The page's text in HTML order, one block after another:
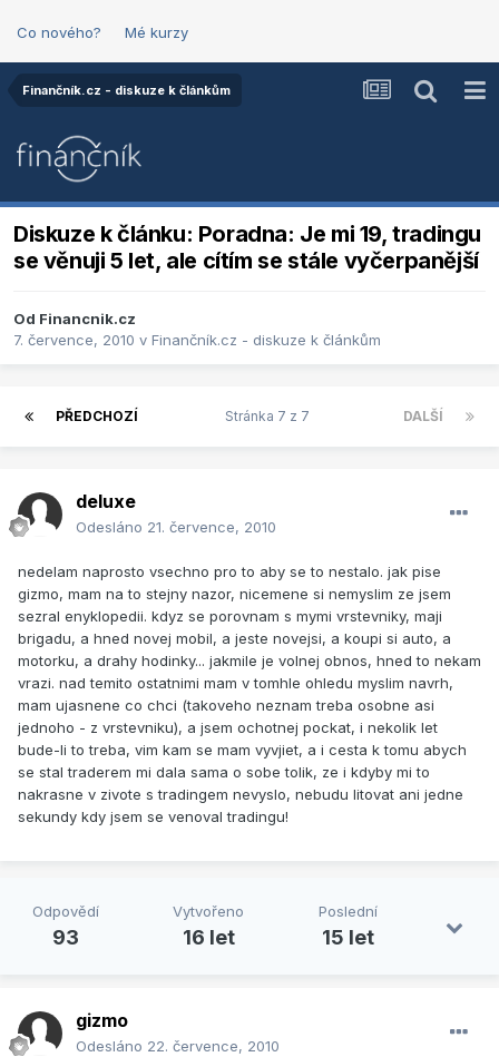
Co nového? Mé kurzy
Finančník.cz - diskuze k článkům
Diskuze k článku: Poradna: Je mi 19, tradingu
se věnuji 5 let, ale cítím se stále vyčerpanější
Od Financnik.cz
7. července, 2010 v Finančník.cz - diskuze k článkům
PŘEDCHOZÍ DALŠÍ
Stránka 7 z 7
deluxe
Odesláno 21. července, 2010
nedelam naprosto vsechno pro to aby se to nestalo. jak pise
gizmo, mam na to stejny nazor, nicemene si nemyslim ze jsem
sezral enyklopedii. kdyz se porovnam s mymi vrstevniky, maji
brigadu, a hned novej mobil, a jeste novejsi, a koupi si auto, a
motorku, a drahy hodinky... jakmile je volnej obnos, hned to nekam
vrazi. nad temito ostatnimi mam v tomhle ohledu myslim navrh,
mam ujasnene co chci (takoveho neznam treba osobne asi
jednoho - z vrstevniku), a jsem ochotnej pockat, i nekolik let
bude-li to treba, vim kam se mam vyvjiet, a i cesta k tomu abych
se stal traderem mi dala sama o sobe tolik, ze i kdyby mi to
nakrasne v zivote s tradingem nevyslo, nebudu litovat ani jedne
sekundy kdy jsem se venoval tradingu!
Odpovědí
93
Vytvořeno
16 let
Poslední
15 let
gizmo
Odesláno 22. července, 2010